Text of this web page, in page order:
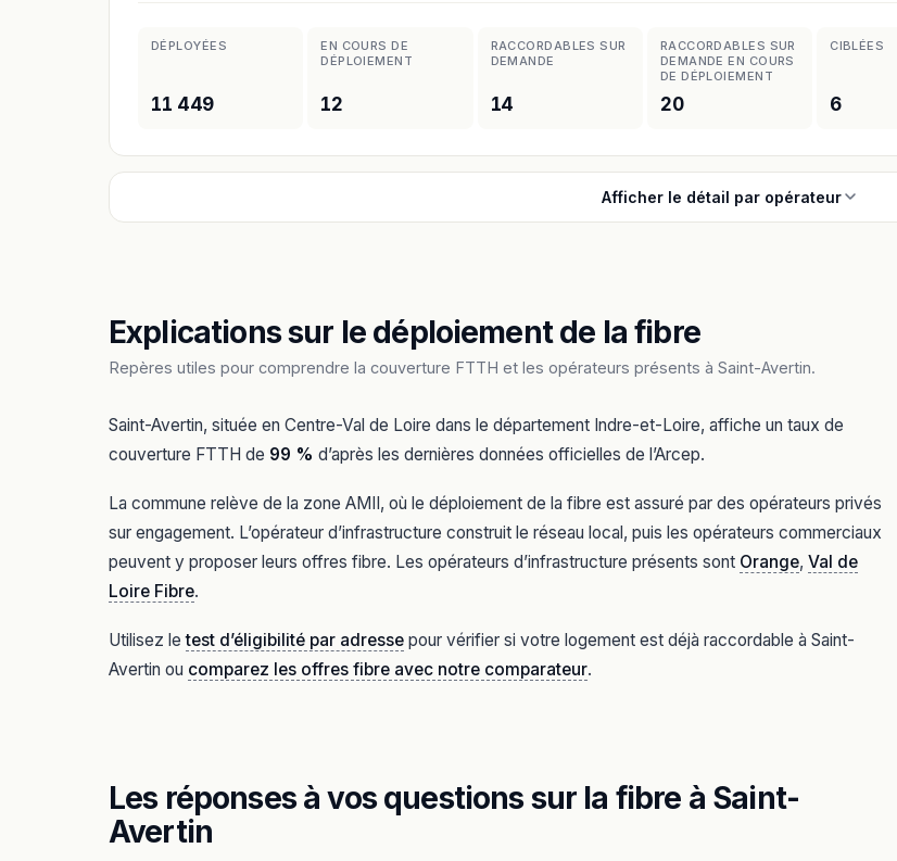
DÉPLOYÉES
11 449
EN COURS DE
DÉPLOIEMENT
12
RACCORDABLES SUR
DEMANDE
14
RACCORDABLES SUR
DEMANDE EN COURS
DE DÉPLOIEMENT
20
CIBLÉES
6
Afficher le détail par opérateur
Explications sur le déploiement de la fibre
Repères utiles pour comprendre la couverture FTTH et les opérateurs présents à Saint-Avertin.
Saint-Avertin, située en Centre-Val de Loire dans le département Indre-et-Loire, affiche un taux de
couverture FTTH de 99 % d’après les dernières données officielles de l’Arcep.
La commune relève de la zone AMII, où le déploiement de la fibre est assuré par des opérateurs privés
sur engagement. L’opérateur d’infrastructure construit le réseau local, puis les opérateurs commerciaux
peuvent y proposer leurs offres fibre. Les opérateurs d’infrastructure présents sont Orange, Val de
Loire Fibre.
Utilisez letest d’éligibilité par adresse pour vérifier si votre logement est déjà raccordable à Saint-
Avertin ou comparez les offres fibre avec notre comparateur.
Les réponses à vos questions sur la fibre à Saint-
Avertin